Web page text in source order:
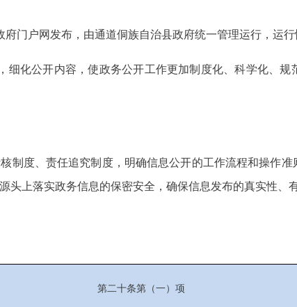
门户网发布，由通道侗族自治县政府统一管理运行，运
细化公开内容，使政务公开工作更加制度化、科学化、
制度、责任追究制度，明确信息公开的工作流程和操作
头上落实政务信息的保密安全，确保信息发布的真实性、
第二十条第（一）项